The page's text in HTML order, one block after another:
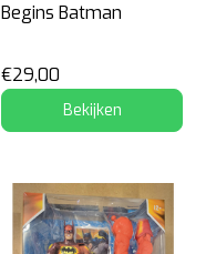
Begins Batman
€29,00
Bekijken